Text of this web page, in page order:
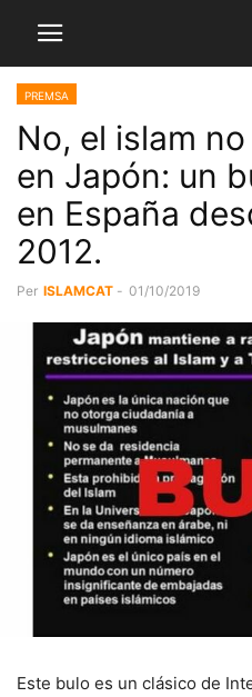
PREMSA
No, el islam
en Japón: un
en España
2012.
Per ISLAMCAT - 01/10/2019
Este bulo es un clásico de